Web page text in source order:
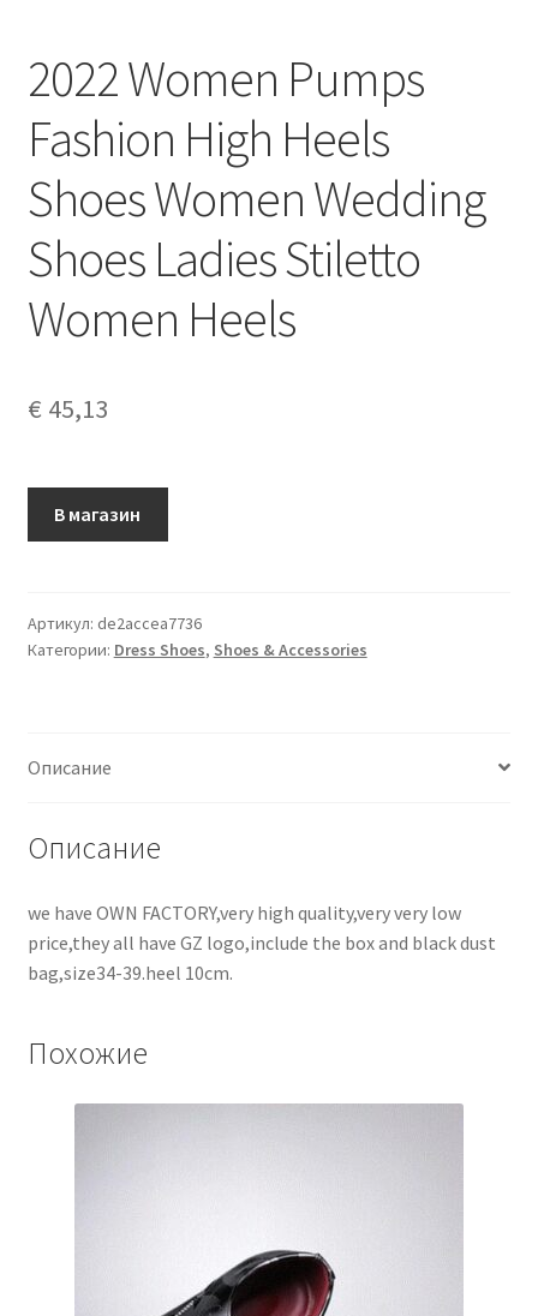
2022 Women Pumps
Fashion High Heels
Shoes Women Wedding
Shoes Ladies Stiletto
Women Heels
€ 45,13
В магазин
Артикул: de2accea7736
Категории: Dress Shoes, Shoes & Accessories
Описание
Описание
we have OWN FACTORY,very high quality,very very low
price,they all have GZ logo,include the box and black dust
bag,size34-39.heel 10cm.
Похожие